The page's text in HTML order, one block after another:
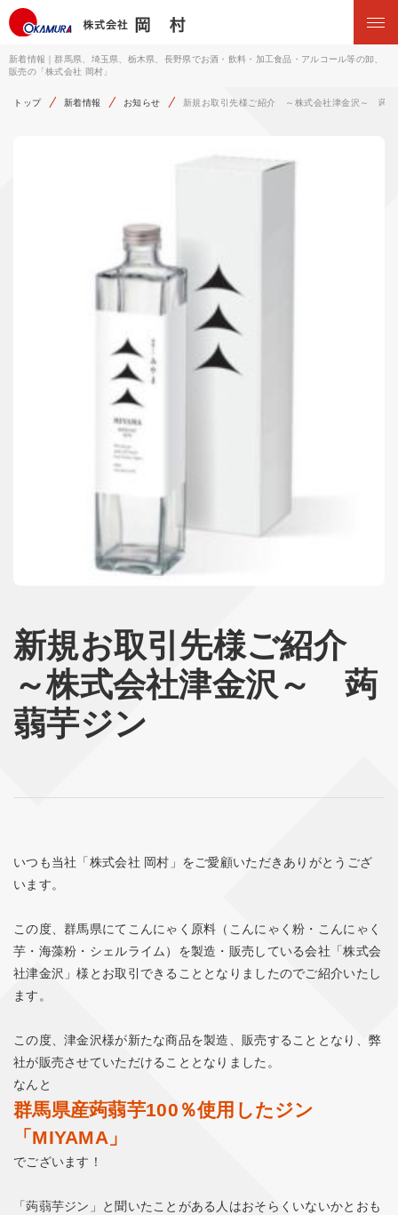
新着情報｜群馬県、埼玉県、栃木県、長野県でお酒・飲料・加工食品・アルコール等の卸、
販売の「株式会社 岡村」
トップ 新着情報 お知らせ 新規お取引先様ご紹介 ～株式会社津金沢～ 蒟蒻
新規お取引先様ご紹介
～株式会社津金沢～ 蒟
蒻芋ジン
いつも当社「株式会社 岡村」をご愛顧いただきありがとうござ
います。
この度、群馬県にてこんにゃく原料（こんにゃく粉・こんにゃく
芋・海藻粉・シェルライム）を製造・販売している会社「株式会
社津金沢」様とお取引できることとなりましたのでご紹介いたし
ます。
この度、津金沢様が新たな商品を製造、販売することとなり、弊
社が販売させていただけることとなりました。
なんと
群馬県産蒟蒻芋100％使用したジン
「MIYAMA」
でございます！
「蒟蒻芋ジン」と聞いたことがある人はおそらくいないかとおも